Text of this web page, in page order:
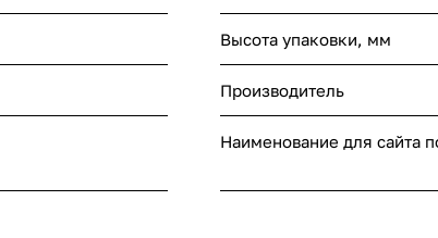
Высота упаковки, мм
Производитель
Наименование для сайта